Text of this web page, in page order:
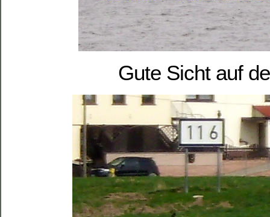
Gute Sicht auf